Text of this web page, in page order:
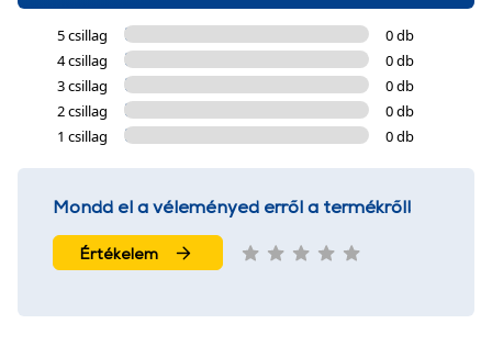
5 csillag
0 db
4 csillag
0 db
3 csillag
0 db
2 csillag
0 db
1 csillag
0 db
Mondd el a véleményed erről a termékről!
Értékelem